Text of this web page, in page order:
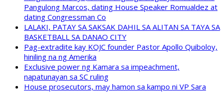
Pangulong Marcos, dating House Speaker Romualdez at
dating Congressman Co
LALAKI, PATAY SA SAKSAK DAHIL SA ALITAN SA TAYA SA
BASKETBALL SA DANAO CITY
Pag-extradite kay KOJC founder Pastor Apollo Quiboloy,
hiniling na ng Amerika
Exclusive power ng Kamara sa impeachment,
napatunayan sa SC ruling
House prosecutors, may hamon sa kampo ni VP Sara